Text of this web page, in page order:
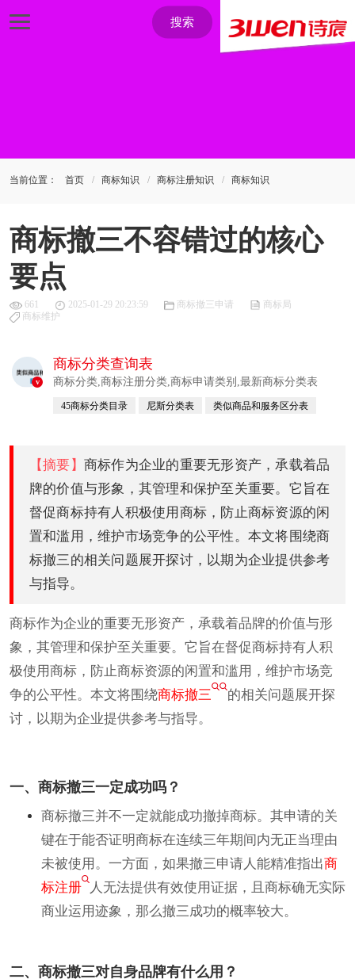
搜索
当前位置： 首页 商标知识 商标注册知识 商标知识
商标撤三不容错过的核心
要点
661 2025-01-29 20:23:59 商标撤三申请
商标局
商标维护
v
商标分类查询表
商标分类,商标注册分类,商标申请类别,最新商标分类表
45商标分类目录 尼斯分类表 类似商品和服务区分表
【摘要】 商标作为企业的重要无形资产，承载着品
牌的价值与形象，其管理和保护至关重要。它旨在
督促商标持有人积极使用商标，防止商标资源的闲
置和滥用，维护市场竞争的公平性。本文将围绕商
标撤三的相关问题展开探讨，以期为企业提供参考
与指导。
商标作为企业的重要无形资产，承载着品牌的价值与形
象，其管理和保护至关重要。它旨在督促商标持有人积
极使用商标，防止商标资源的闲置和滥用，维护市场竞
争的公平性。本文将围绕商标撤三
的相关问题展开探
讨，以期为企业提供参考与指导。
一、商标撤三一定成功吗？
商标撤三并不一定就能成功撤掉商标。其申请的关
键在于能否证明商标在连续三年期间内无正当理由
未被使用。一方面，如果撤三申请人能精准指出商
标注册
人无法提供有效使用证据，且商标确无实际
商业运用迹象，那么撤三成功的概率较大。
二、商标撤三对自身品牌有什么用？